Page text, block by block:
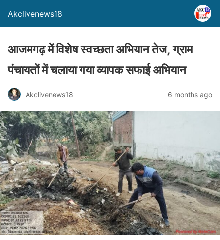
Akclivenews18
आजमगढ़ में विशेष स्वच्छता अभियान तेज, ग्राम
पंचायतों में चलाया गया व्यापक सफाई अभियान
Akclivenews18 6 months ago